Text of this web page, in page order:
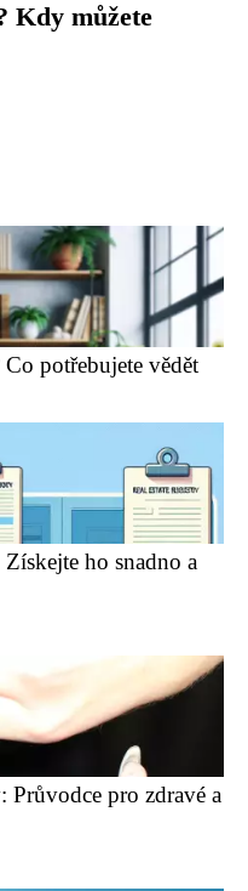
Kdy můžete
potřebujete vědět
ho snadno a
Průvodce pro zdravé a